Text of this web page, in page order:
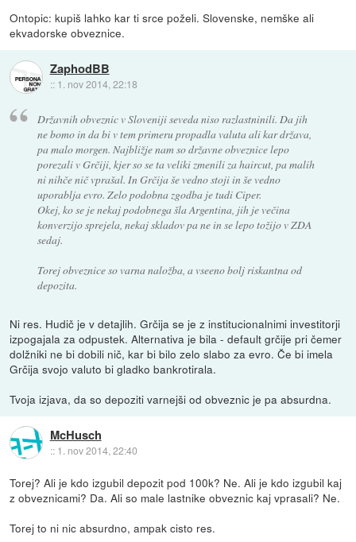
Ontopic: kupiš lahko kar ti srce poželi. Slovenske, nemške ali
ekvadorske obveznice.
ZaphodBB
:: 1. nov 2014, 22:18
Državnih obveznic v Sloveniji seveda niso razlastninili. Da jih
ne bomo in da bi v tem primeru propadla valuta ali kar država,
pa malo morgen. Najbližje nam so državne obveznice lepo
porezali v Grčiji, kjer so se ta veliki zmenili za haircut, pa malih
ni nihče nič vprašal. In Grčija še vedno stoji in še vedno
uporablja evro. Zelo podobna zgodba je tudi Ciper.
Okej, ko se je nekaj podobnega šla Argentina, jih je večina
konverzijo sprejela, nekaj skladov pa ne in se lepo tožijo v ZDA
sedaj.
Torej obveznice so varna naložba, a vseeno bolj riskantna od
depozita.
Ni res. Hudič je v detajlih. Grčija se je z institucionalnimi investitorji
izpogajala za odpustek. Alternativa je bila - default grčije pri čemer
dolžniki ne bi dobili nič, kar bi bilo zelo slabo za evro. Če bi imela
Grčija svojo valuto bi gladko bankrotirala.
Tvoja izjava, da so depoziti varnejši od obveznic je pa absurdna.
McHusch
:: 1. nov 2014, 22:40
Torej? Ali je kdo izgubil depozit pod 100k? Ne. Ali je kdo izgubil kaj
z obveznicami? Da. Ali so male lastnike obveznic kaj vprasali? Ne.
Torej to ni nic absurdno, ampak cisto res.